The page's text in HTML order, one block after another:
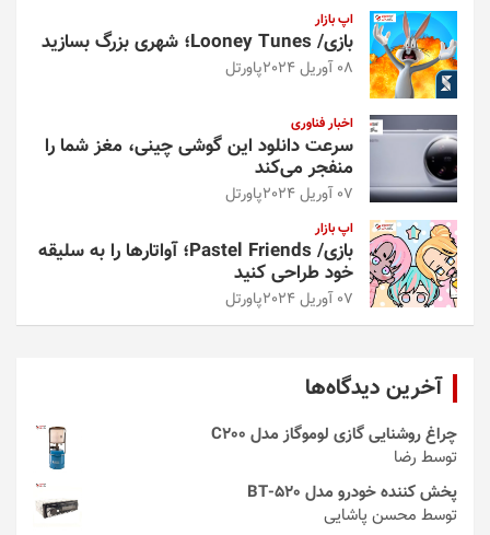
اپ بازار
بازی/ Looney Tunes؛ شهری بزرگ بسازید
08 آوریل 2024 پاورتل
اخبار فناوری
سرعت دانلود این گوشی چینی، مغز شما را
منفجر می‌کند
07 آوریل 2024 پاورتل
اپ بازار
بازی/ Pastel Friends؛ آواتارها را به سلیقه
خود طراحی کنید
07 آوریل 2024 پاورتل
آخرین دیدگاه‌ها
چراغ روشنایی گازی لوموگاز مدل C200
توسط رضا
پخش کننده خودرو مدل 520-BT
توسط محسن پاشایی